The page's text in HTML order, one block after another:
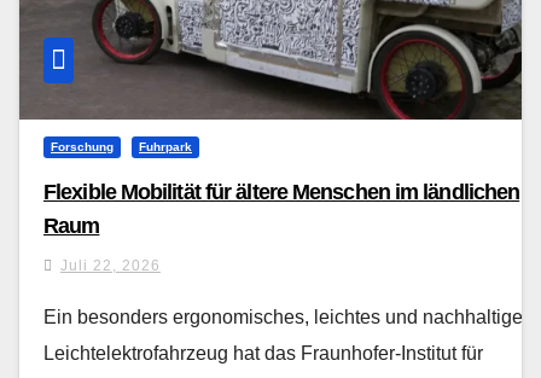
Forschung Fuhrpark
Flexible Mobilität für ältere Menschen im ländlichen
Raum
Juli 22, 2026
Ein besonders ergonomisches, leichtes und nachhaltiges
Leichtelektrofahrzeug hat das Fraunhofer-Institut für